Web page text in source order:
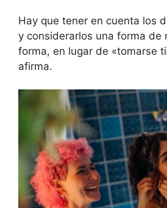
Hay que tener en cuenta los
y considerarlos una forma de
forma, en lugar de «tomarse
afirma.